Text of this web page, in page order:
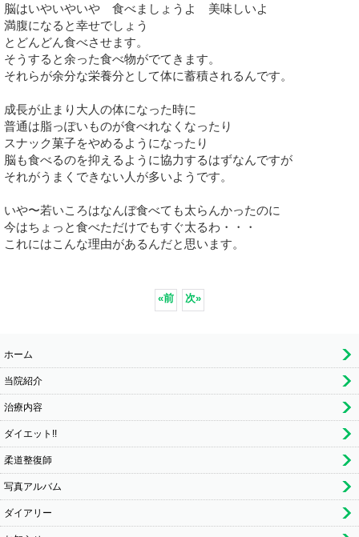
脳はいやいやいや 食べましょうよ 美味しいよ
満腹になると幸せでしょう
とどんどん食べさせます。
そうすると余った食べ物がでてきます。
それらが余分な栄養分として体に蓄積されるんです。
成長が止まり大人の体になった時に
普通は脂っぽいものが食べれなくなったり
スナック菓子をやめるようになったり
脳も食べるのを抑えるように協力するはずなんですが
それがうまくできない人が多いようです。
いや〜若いころはなんぼ食べても太らんかったのに
今はちょっと食べただけでもすぐ太るわ・・・
これにはこんな理由があるんだと思います。
«前 次»
ホーム
当院紹介
治療内容
ダイエット!!
柔道整復師
写真アルバム
ダイアリー